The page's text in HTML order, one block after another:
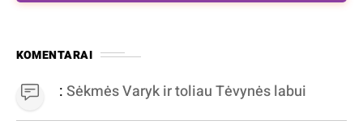
KOMENTARAI
:Sėkmės Varyk ir toliau Tėvynės labui